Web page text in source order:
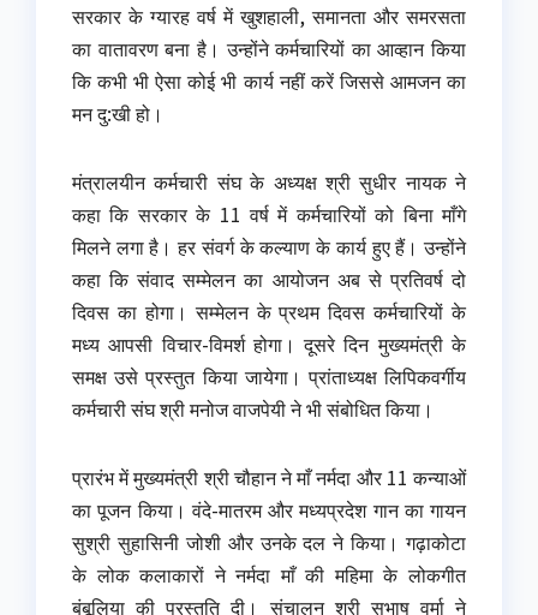
सरकार के ग्यारह वर्ष में खुशहाली, समानता और समरसता
का वातावरण बना है। उन्होंने कर्मचारियों का आव्हान किया
कि कभी भी ऐसा कोई भी कार्य नहीं करें जिससे आमजन का
मन दु:खी हो।
मंत्रालयीन कर्मचारी संघ के अध्यक्ष श्री सुधीर नायक ने
कहा कि सरकार के 11 वर्ष में कर्मचारियों को बिना माँगे
मिलने लगा है। हर संवर्ग के कल्याण के कार्य हुए हैं। उन्होंने
कहा कि संवाद सम्मेलन का आयोजन अब से प्रतिवर्ष दो
दिवस का होगा। सम्मेलन के प्रथम दिवस कर्मचारियों के
मध्य आपसी विचार-विमर्श होगा। दूसरे दिन मुख्यमंत्री के
समक्ष उसे प्रस्तुत किया जायेगा। प्रांताध्यक्ष लिपिकवर्गीय
कर्मचारी संघ श्री मनोज वाजपेयी ने भी संबोधित किया।
प्रारंभ में मुख्यमंत्री श्री चौहान ने माँ नर्मदा और 11 कन्याओं
का पूजन किया। वंदे-मातरम और मध्यप्रदेश गान का गायन
सुश्री सुहासिनी जोशी और उनके दल ने किया। गढ़ाकोटा
के लोक कलाकारों ने नर्मदा माँ की महिमा के लोकगीत
बंबूलिया की प्रस्तुति दी। संचालन श्री सुभाष वर्मा ने